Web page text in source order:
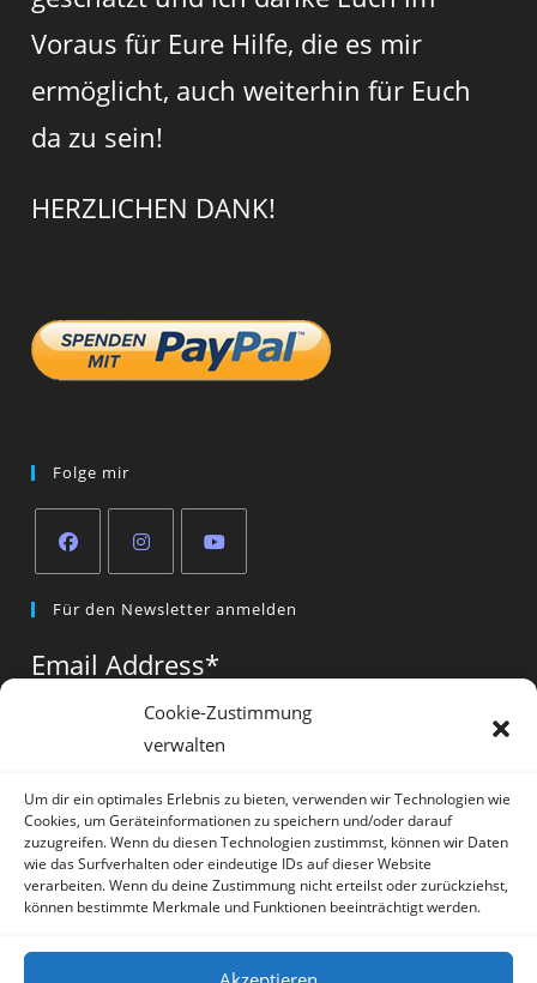
Cookie-Zustimmung
verwalten
Um dir ein optimales Erlebnis zu bieten, verwenden wir Technologien wie
Cookies, um Geräteinformationen zu speichern und/oder darauf
zuzugreifen. Wenn du diesen Technologien zustimmst, können wir Daten
wie das Surfverhalten oder eindeutige IDs auf dieser Website
verarbeiten. Wenn du deine Zustimmung nicht erteilst oder zurückziehst,
können bestimmte Merkmale und Funktionen beeinträchtigt werden.
Voraus für Eure Hilfe, die es mir
ermöglicht, auch weiterhin für Euch
da zu sein!
HERZLICHEN DANK!
Folge mir
in
new
in
new
in
new
tab
Für den Newsletter anmelden
Email Address*
Vorname*